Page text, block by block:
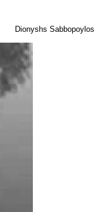
Dionyshs Sabbopoylos